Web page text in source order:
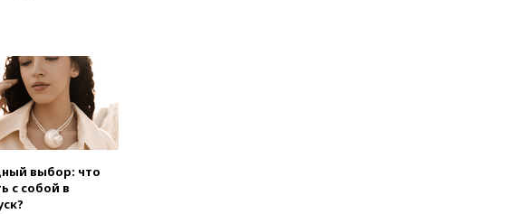
После пожара на
возбудили
Лидеры сборной
получили
отказ в визах от
выбор: что
с собой в